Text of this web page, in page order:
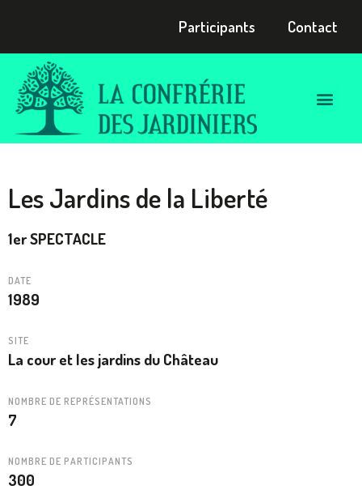
Participants Contact
Les Jardins de la Liberté
1er SPECTACLE
DATE
1989
SITE
La cour et les jardins du Château
NOMBRE DE REPRÉSENTATIONS
7
NOMBRE DE PARTICIPANTS
300